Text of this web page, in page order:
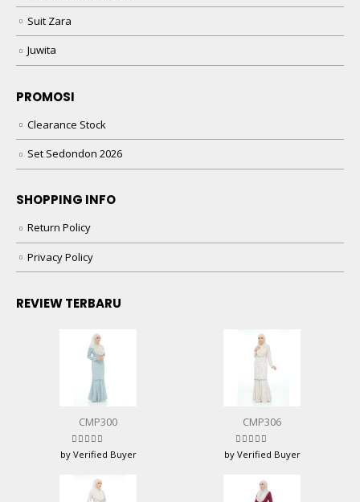
Suit Zara
Juwita
PROMOSI
Clearance Stock
Set Sedondon 2026
SHOPPING INFO
Return Policy
Privacy Policy
REVIEW TERBARU
CMP300
Rated5 out of 5
by Verified Buyer
CMP306
Rated5 out of 5
by Verified Buyer